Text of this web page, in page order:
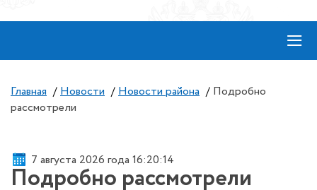
≡
Главная / Новости / Новости района / Подробно
рассмотрели
7 августа 2026 года 16:20:15
Подробно рассмотрели